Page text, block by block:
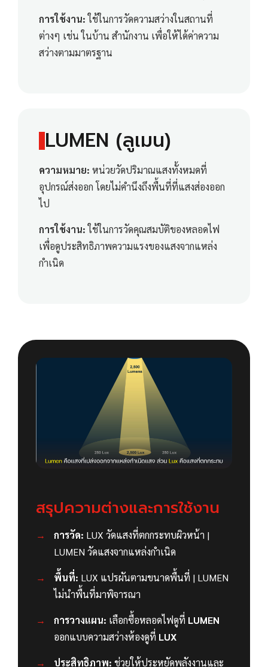
การใช้งาน:ใช้ในการวัดความสว่างในสถานที่
ต่างๆ เช่น ในบ้าน สำนักงาน เพื่อให้ได้ค่าความ
สว่างตามมาตรฐาน
LUMEN (ลูเมน)
ความหมาย: หน่วยวัดปริมาณแสงทั้งหมดที่
อุปกรณ์ส่งออก โดยไม่คำนึงถึงพื้นที่ที่แสงส่องออก
ไป
การใช้งาน:ใช้ในการวัดคุณสมบัติของหลอดไฟ
เพื่อดูประสิทธิภาพความแรงของแสงจากแหล่ง
กำเนิด
สรุปความต่างและการใช้งาน
การวัด: LUX วัดแสงที่ตกกระทบผิวหน้า |
LUMEN วัดแสงจากแหล่งกำเนิด
พื้นที่: LUX แปรผันตามขนาดพื้นที่ | LUMEN
ไม่นำพื้นที่มาพิจารณา
การวางแผน: เลือกซื้อหลอดไฟดูที่ LUMEN
ออกแบบความสว่างห้องดูที่ LUX
ประสิทธิภาพ: ช่วยให้ประหยัดพลังงานและ